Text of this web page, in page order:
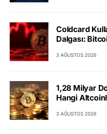
Coldcard
Dalgası:
3 AĞUSTOS 2026
1,28 Milyar
Hangi
3 AĞUSTOS 2026